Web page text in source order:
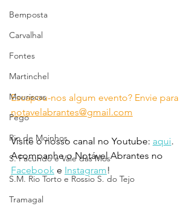
Bemposta
Carvalhal
Fontes
Martinchel
Mouriscas
Pego
Rio de Moinhos
S. Facundo e Vale das Mós
S.M. Rio Torto e Rossio S. do Tejo
Tramagal
Escapou-nos algum evento? Envie para
notavelabrantes@gmail.com
Visite o nosso canal no Youtube: aqui.
Acompanhe o Notável Abrantes no
Facebook e Instagram!